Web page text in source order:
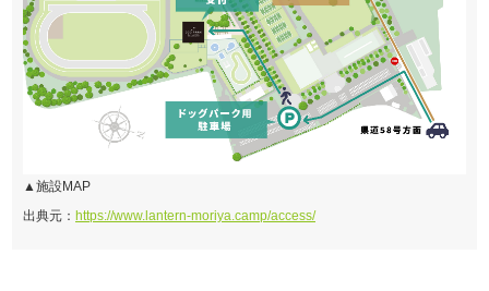
▲施設MAP
出典元： https://www.lantern-moriya.camp/access/